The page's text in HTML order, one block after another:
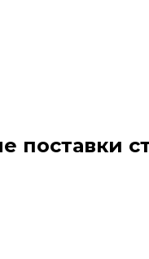
поставки